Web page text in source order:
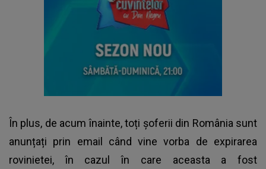
În plus, de acum înainte, toți șoferii din România sunt
anunțați prin email când vine vorba de expirarea
rovinietei, în cazul în care aceasta a fost